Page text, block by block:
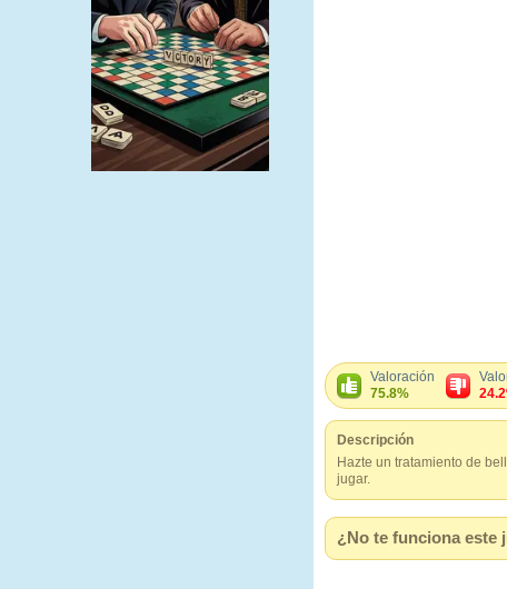
Valoración
75.8%
Descripción
Hazte un tratamiento de
jugar.
¿No te funciona este